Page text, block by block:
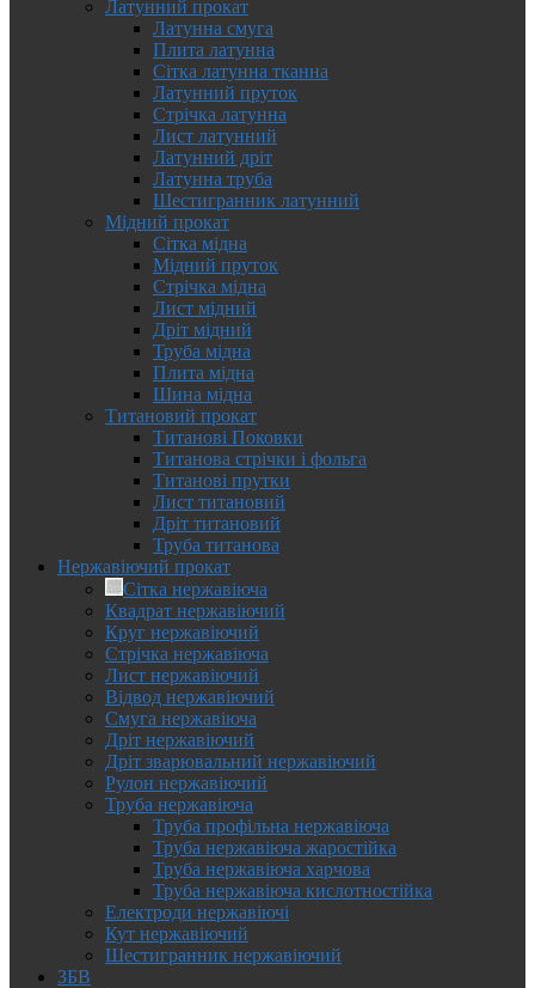
Латунний прокат
Латунна смуга
Плита латунна
Сітка латунна тканна
Латунний пруток
Стрічка латунна
Лист латунний
Латунний дріт
Латунна труба
Шестигранник латунний
Мідний прокат
Сітка мідна
Мідний пруток
Стрічка мідна
Лист мідний
Дріт мідний
Труба мідна
Плита мідна
Шина мідна
Титановий прокат
Титанові Поковки
Титанова стрічки і фольга
Титанові прутки
Лист титановий
Дріт титановий
Труба титанова
Нержавіючий прокат
Сітка нержавіюча
Квадрат нержавіючий
Круг нержавіючий
Стрічка нержавіюча
Лист нержавіючий
Відвод нержавіючий
Смуга нержавіюча
Дріт нержавіючий
Дріт зварювальний нержавіючий
Рулон нержавіючий
Труба нержавіюча
Труба профільна нержавіюча
Труба нержавіюча жаростійка
Труба нержавіюча харчова
Труба нержавіюча кислотностійка
Електроди нержавіючі
Кут нержавіючий
Шестигранник нержавіючий
ЗБВ